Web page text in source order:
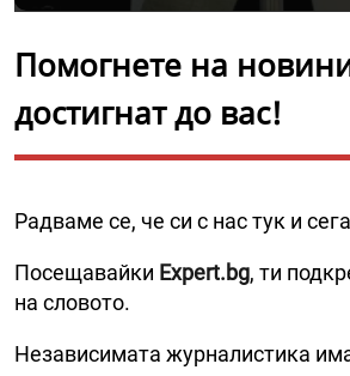
Помогнете на
достигнат до вас!
Радваме се, че си с нас тук и
Посещавайки Expert.bg, ти
на словото.
Независимата журналистика